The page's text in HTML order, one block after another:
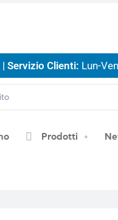
Servizio Clienti: Lun-
Prodotti